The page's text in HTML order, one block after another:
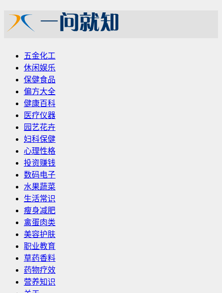
五金化工
休闲娱乐
保健食品
偏方大全
健康百科
医疗仪器
园艺花卉
妇科保健
心理性格
投资赚钱
数码电子
水果蔬菜
生活常识
瘦身减肥
禽蛋肉类
美容护肤
职业教育
草药香料
药物疗效
营养知识